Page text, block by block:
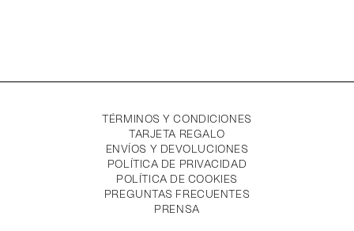
TÉRMINOS Y CONDICIONES
TARJETA REGALO
ENVÍOS Y DEVOLUCIONES
POLÍTICA DE PRIVACIDAD
POLÍTICA DE COOKIES
PREGUNTAS FRECUENTES
PRENSA